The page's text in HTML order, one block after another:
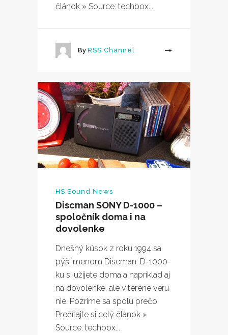
článok » Source: techbox...
By RSS Channel
More
HS Sound News
Discman SONY D-1000 –
spoločník doma i na
dovolenke
Dnešný kúsok z roku 1994 sa
pýši menom Discman. D-1000-
ku si užijete doma a napríklad aj
na dovolenke, ale v teréne veru
nie. Pozrime sa spolu prečo.
Prečítajte si celý článok »
Source: techbox...